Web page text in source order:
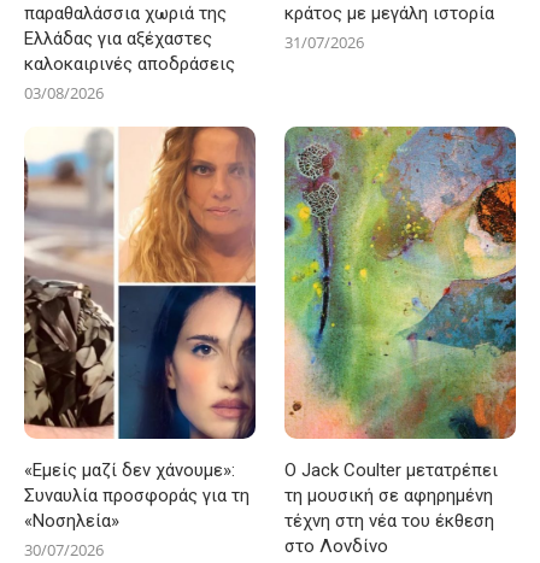
παραθαλάσσια χωριά της
Ελλάδας για αξέχαστες
καλοκαιρινές αποδράσεις
03/08/2026
κράτος με μεγάλη ιστορία
31/07/2026
«Εμείς μαζί δεν χάνουμε»:
Συναυλία προσφοράς για τη
«Νοσηλεία»
30/07/2026
Ο Jack Coulter μετατρέπει
τη μουσική σε αφηρημένη
τέχνη στη νέα του έκθεση
στο Λονδίνο